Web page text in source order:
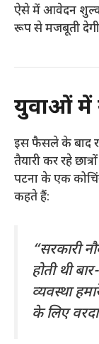
ऐसे में आवेदन शुल्क
रूप से मजबूती
युवाओं में
इस फैसले के बाद
तैयारी कर रहे
पटना के एक
कहते हैं:
“सरकारी
होती थी
व्यवस्था
के लिए